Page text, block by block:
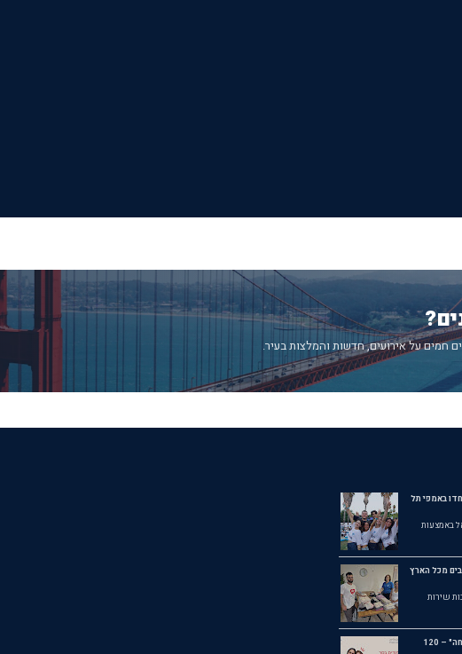
חמים על אירועים, חדשות והמלצות בעיר.
התאחדו באמפי תל
באמצעות
מכל הארץ
שירות
בנק הפועלים פותח את ההרשמה לקרן המלגות "פועלים להצלחה" – 120